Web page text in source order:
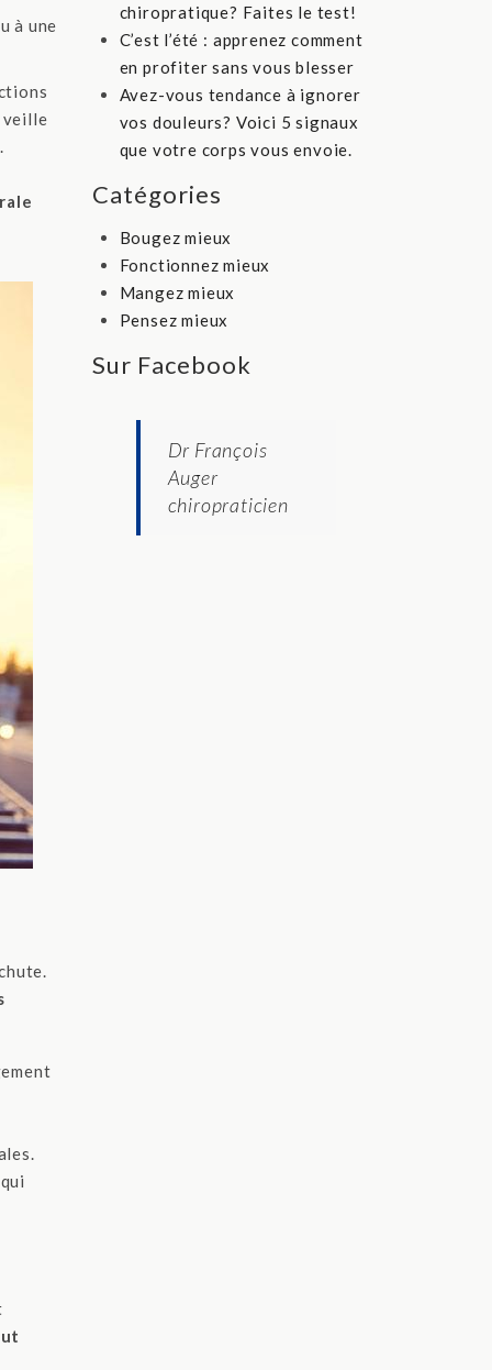
à une
veille
chiropratique? Faites le test!
C’est l’été : apprenez comment
en profiter sans vous blesser
Avez-vous tendance à ignorer
vos douleurs? Voici 5 signaux
que votre corps vous envoie.
Catégories
Bougez mieux
Fonctionnez mieux
Mangez mieux
Pensez mieux
Sur Facebook
Dr François
Auger
chiropraticien